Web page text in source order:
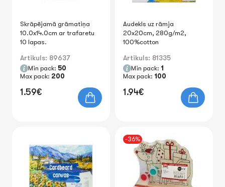
Skrāpējamā grāmatiņa
10.0x14.0cm ar trafaretu
10 lapas.
Artikuls: 89637
Min pack: 50
Max pack: 200
1.59€
Audekls uz rāmja
20x20cm, 280g/m2,
100%cotton
Artikuls: 81335
Min pack: 1
Max pack: 100
1.94€
-36%